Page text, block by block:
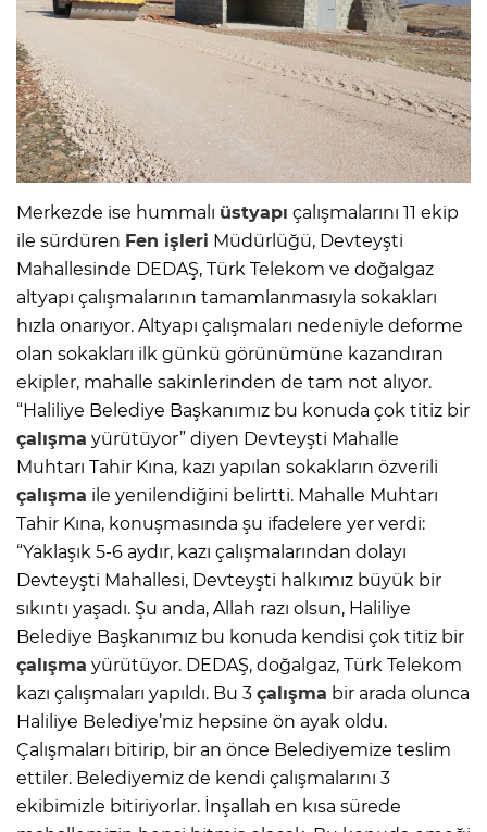
Merkezde ise hummalı üstyapı çalışmalarını 11 ekip
ile sürdüren Fen işleri Müdürlüğü, Devteyşti
Mahallesinde DEDAŞ, Türk Telekom ve doğalgaz
altyapı çalışmalarının tamamlanmasıyla sokakları
hızla onarıyor. Altyapı çalışmaları nedeniyle deforme
olan sokakları ilk günkü görünümüne kazandıran
ekipler, mahalle sakinlerinden de tam not alıyor.
“Haliliye Belediye Başkanımız bu konuda çok titiz bir
çalışma yürütüyor” diyen Devteyşti Mahalle
Muhtarı Tahir Kına, kazı yapılan sokakların özverili
çalışma ile yenilendiğini belirtti. Mahalle Muhtarı
Tahir Kına, konuşmasında şu ifadelere yer verdi:
“Yaklaşık 5-6 aydır, kazı çalışmalarından dolayı
Devteyşti Mahallesi, Devteyşti halkımız büyük bir
sıkıntı yaşadı. Şu anda, Allah razı olsun, Haliliye
Belediye Başkanımız bu konuda kendisi çok titiz bir
çalışma yürütüyor. DEDAŞ, doğalgaz, Türk Telekom
kazı çalışmaları yapıldı. Bu 3 çalışma bir arada olunca
Haliliye Belediye’miz hepsine ön ayak oldu.
Çalışmaları bitirip, bir an önce Belediyemize teslim
ettiler. Belediyemiz de kendi çalışmalarını 3
ekibimizle bitiriyorlar. İnşallah en kısa sürede